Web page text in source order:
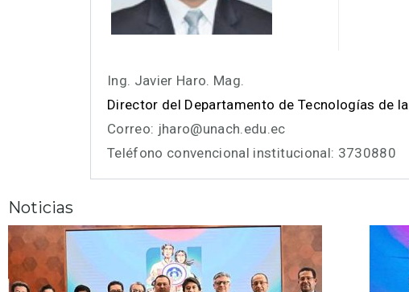
Ing. Javier Haro. Mag.
Director del Departamento de Tecnologías de
Correo: jharo@unach.edu.ec
Teléfono convencional institucional: 3730880
Noticias